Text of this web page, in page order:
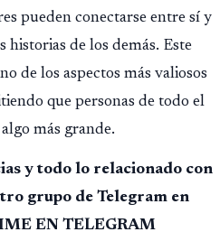
pueden conectarse entre sí y
de los demás. Este
de los aspectos más valiosos
que personas de todo el
más grande.
y todo lo relacionado con
grupo de Telegram en
EN TELEGRAM